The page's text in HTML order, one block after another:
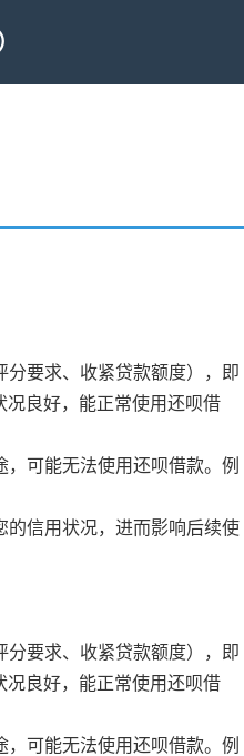
分要求、收紧贷款额度），即
良好，能正常使用还呗借
可能无法使用还呗借款。例
的信用状况，进而影响后续使
分要求、收紧贷款额度），即
良好，能正常使用还呗借
可能无法使用还呗借款。例